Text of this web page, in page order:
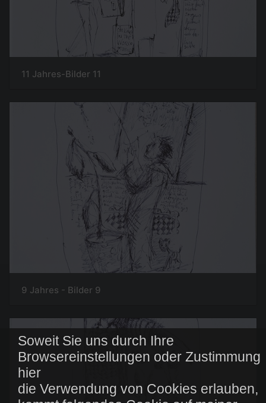
Soweit Sie uns durch Ihre
Browsereinstellungen oder Zustimmung
hier
die Verwendung von Cookies erlauben,
11 Jahres-Bilder 11
9 Jahres - Bilder 9